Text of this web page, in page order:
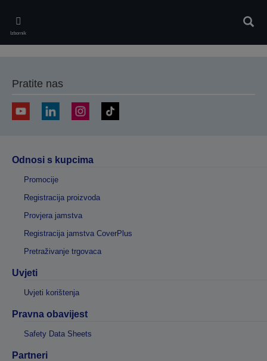
main
content
Izbornik
Pratite nas
Odnosi s kupcima
Promocije
Registracija proizvoda
Provjera jamstva
Registracija jamstva CoverPlus
Pretraživanje trgovaca
Uvjeti
Uvjeti korištenja
Pravna obavijest
Safety Data Sheets
Partneri